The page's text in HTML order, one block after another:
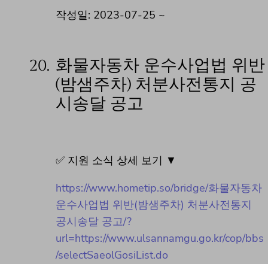
작성일: 2023-07-25 ~
20. 화물자동차 운수사업법 위반
(밤샘주차) 처분사전통지 공
시송달 공고
✅ 지원 소식 상세 보기 ▼
https://www.hometip.so/bridge/화물자동차
운수사업법 위반(밤샘주차) 처분사전통지
공시송달 공고/?
url=https://www.ulsannamgu.go.kr/cop/bbs
/selectSaeolGosiList.do